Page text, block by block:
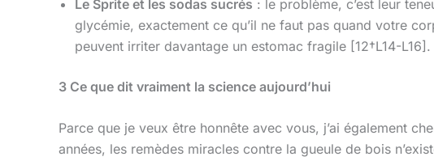
Le Sprite et les sodas sucrés : le problème, c’est leur
glycémie, exactement ce qu’il ne faut pas quand votre
peuvent irriter davantage un estomac fragile [12†L14-L16].
3 Ce que dit vraiment la science aujourd’hui
Parce que je veux être honnête avec vous, j’ai également
années, les remèdes miracles contre la gueule de bois